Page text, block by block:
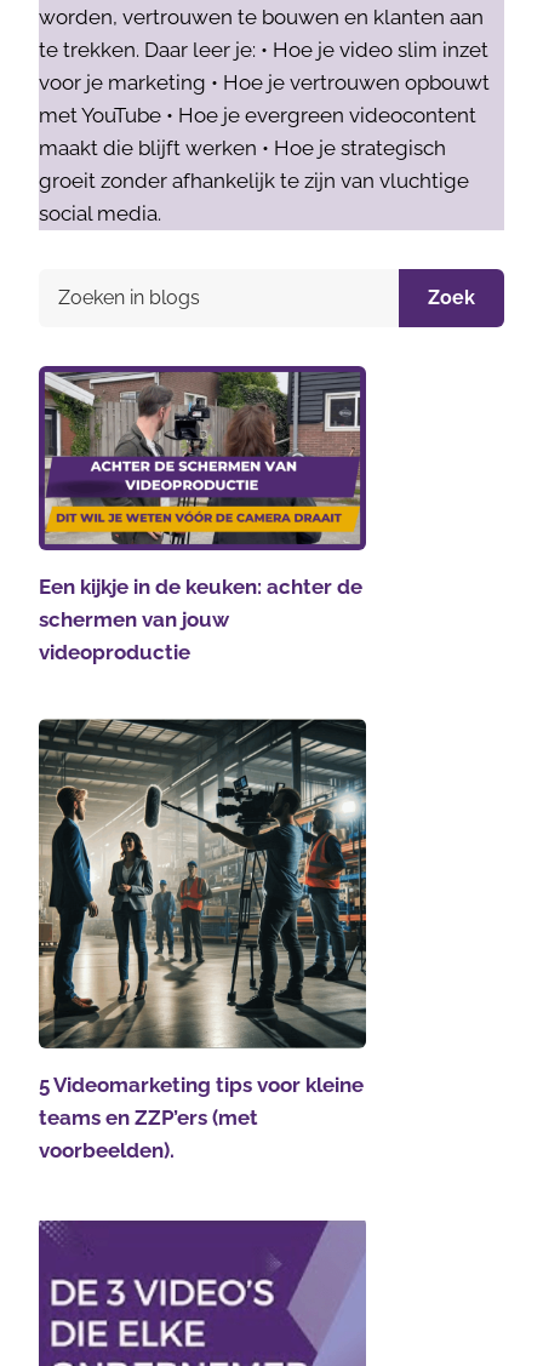
worden, vertrouwen te bouwen en klanten aan
te trekken. Daar leer je: • Hoe je video slim inzet
voor je marketing • Hoe je vertrouwen opbouwt
met YouTube • Hoe je evergreen videocontent
maakt die blijft werken • Hoe je strategisch
groeit zonder afhankelijk te zijn van vluchtige
social media.
Zoek
Een kijkje in de keuken: achter de
schermen van jouw
videoproductie
5 Videomarketing tips voor kleine
teams en ZZP’ers (met
voorbeelden).